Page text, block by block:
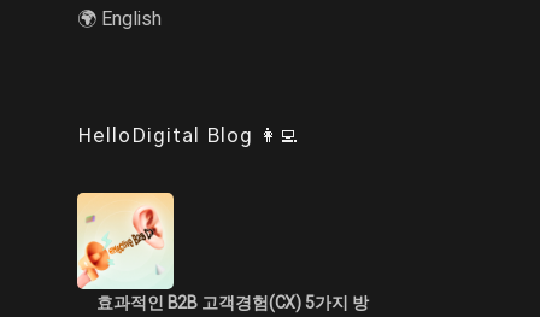
🌍 English
HelloDigital Blog 👩‍💻
효과적인 B2B 고객경험(CX) 5가지 방